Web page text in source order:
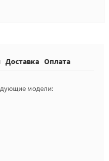
Доставка Оплата
модели: